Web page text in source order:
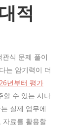
적
식 문제 풀이
는 암기력이 더
년부터 평가
할 수 있는 시나
실제 업무에
자료를 활용할